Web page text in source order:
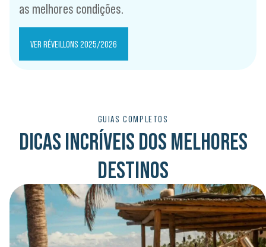
as melhores condições.
VER RÉVEILLONS 2025/2026
GUIAS COMPLETOS
DICAS INCRÍVEIS DOS MELHORES
DESTINOS